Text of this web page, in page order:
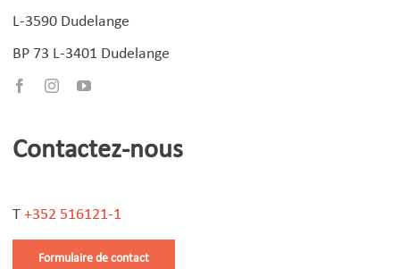
L-3590 Dudelange
BP 73 L-3401 Dudelange
Contactez-nous
T +352 516121-1
Formulaire de contact